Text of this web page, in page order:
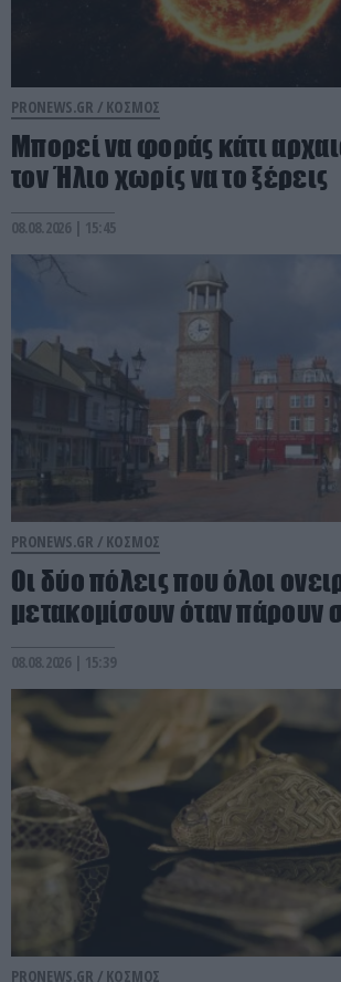
PRONEWS.GR / ΚΟΣΜΟΣ
Μπορεί να φοράς κάτι
τον Ήλιο χωρίς να το ξέρεις
08.08.2026 | 15:45
PRONEWS.GR / ΚΟΣΜΟΣ
Οι δύο πόλεις που όλοι
μετακομίσουν όταν πάρουν
08.08.2026 | 15:39
PRONEWS.GR / ΚΟΣΜΟΣ